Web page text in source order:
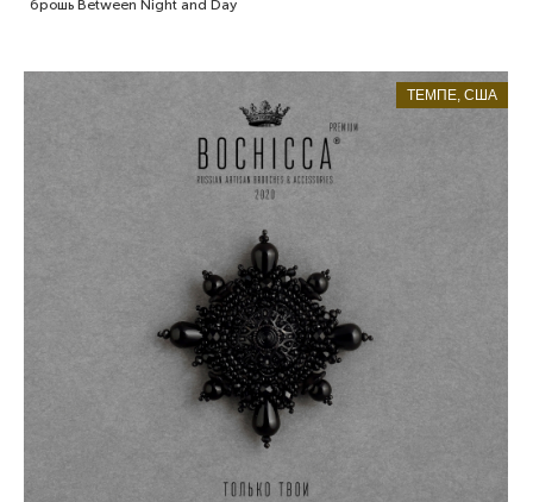
брошь Between Night and Day
ТЕМПЕ, США